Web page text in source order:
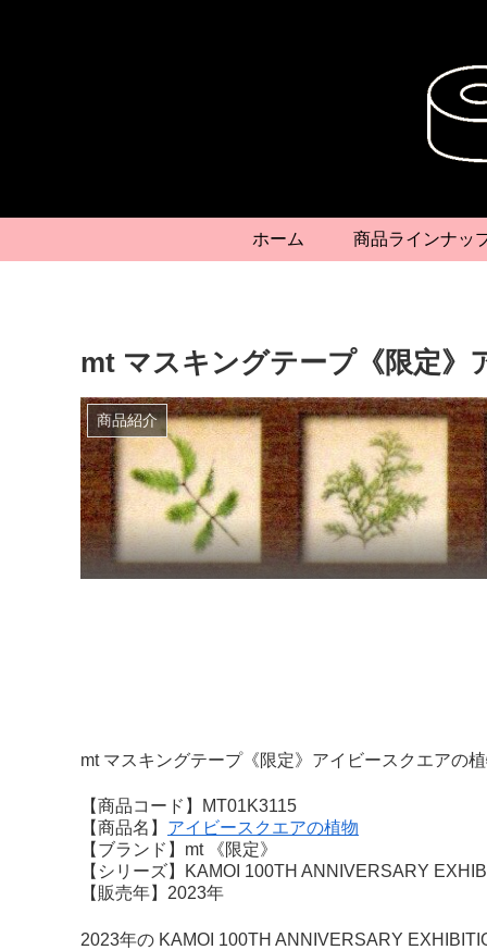
ホーム 商品ラインナッ
mt マスキングテープ《限定》
商品紹介
mt マスキングテープ《限定》アイビースクエアの
【商品コード】MT01K3115
【商品名】 アイビースクエアの植物
【ブランド】mt 《限定》
【シリーズ】KAMOI 100TH ANNIVERSARY
【販売年】2023年
2023年の KAMOI 100TH ANNIVERSARY